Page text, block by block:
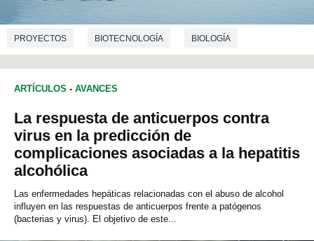
PROYECTOS BIOTECNOLOGÍA BIOLOGÍA
ARTÍCULOS - AVANCES
La respuesta de anticuerpos contra
virus en la predicción de
complicaciones asociadas a la hepatitis
alcohólica
Las enfermedades hepáticas relacionadas con el abuso de alcohol
influyen en las respuestas de anticuerpos frente a patógenos
(bacterias y virus). El objetivo de este...